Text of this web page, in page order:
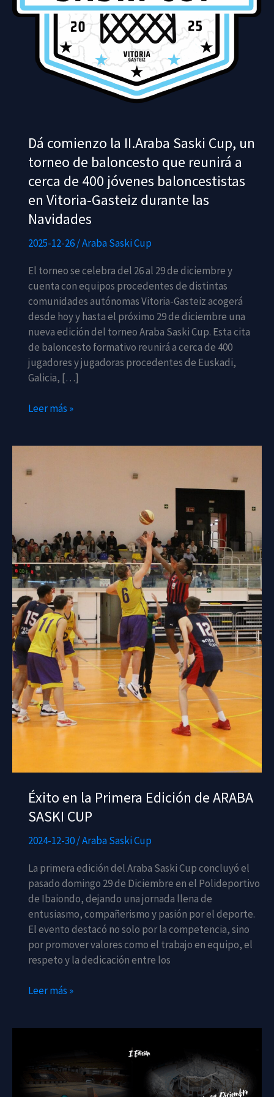
Dá comienzo la II.Araba Saski Cup, un
torneo de baloncesto que reunirá a
cerca de 400 jóvenes baloncestistas
en Vitoria-Gasteiz durante las
Navidades
2025-12-26/Araba Saski Cup
El torneo se celebra del 26 al 29 de diciembre y
cuenta con equipos procedentes de distintas
comunidades autónomas Vitoria-Gasteiz acogerá
desde hoy y hasta el próximo 29 de diciembre una
nueva edición del torneo Araba Saski Cup. Esta cita
de baloncesto formativo reunirá a cerca de 400
jugadores y jugadoras procedentes de Euskadi,
Galicia, […]
Dá
Saski
baloncesto
que
reunirá
a
cerca
de
400
jóvenes
baloncestistas
en
Vitoria-
Gasteiz
durante
Leer más »
Éxito en la Primera Edición de ARABA
SASKI CUP
2024-12-30/Araba Saski Cup
La primera edición del Araba Saski Cup concluyó el
pasado domingo 29 de Diciembre en el Polideportivo
de Ibaiondo, dejando una jornada llena de
entusiasmo, compañerismo y pasión por el deporte.
El evento destacó no solo por la competencia, sino
por promover valores como el trabajo en equipo, el
respeto y la dedicación entre los
Éxito
ARABA
Leer más »